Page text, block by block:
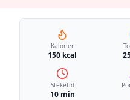
Kalorier
150 kcal
Steketid
10 min